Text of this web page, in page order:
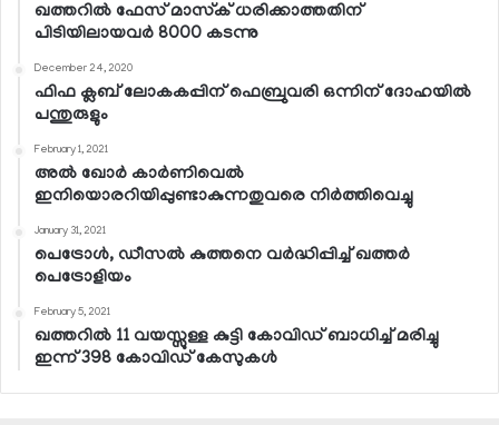
ഖത്തറില്‍ ഫേസ് മാസ്‌ക് ധരിക്കാത്തതിന്
പിടിയിലായവര്‍ 8000 കടന്നു
December 24, 2020
ഫിഫ ക്ലബ് ലോകകപ്പിന് ഫെബ്രുവരി ഒന്നിന് ദോഹയില്‍
പന്തുരുളും
February 1, 2021
അല്‍ ഖോര്‍ കാര്‍ണിവെല്‍
ഇനിയൊരറിയിപ്പുണ്ടാകുന്നതുവരെ നിര്‍ത്തിവെച്ചു
January 31, 2021
പെട്രോള്‍, ഡീസല്‍ കുത്തനെ വര്‍ദ്ധിപ്പിച്ച് ഖത്തര്‍
പെട്രോളിയം
February 5, 2021
ഖത്തറില്‍ 11 വയസ്സുള്ള കുട്ടി കോവിഡ് ബാധിച്ച് മരിച്ചു
ഇന്ന് 398 കോവിഡ് കേസുകള്‍